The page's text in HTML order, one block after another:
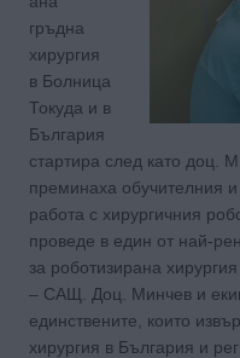
гръдна
хирургия
в Болница
Токуда и в
България
стартира след като доц.
преминаха обучителния
работа с хирургичния
проведе в един от най-
за роботизирана
– САЩ. Доц. Минчев и
единствените, които
хирургия в България и